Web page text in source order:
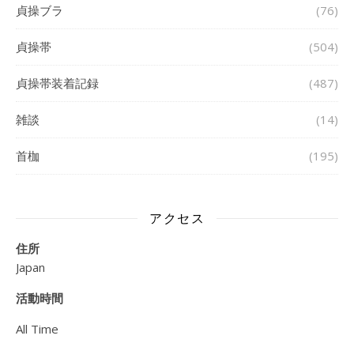
貞操ブラ (76)
貞操帯 (504)
貞操帯装着記録 (487)
雑談 (14)
首枷 (195)
アクセス
住所
Japan
活動時間
All Time